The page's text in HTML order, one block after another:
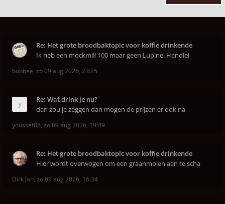
Re: Het grote broodbaktopic voor koffie drinkende
Ik heb een mockmill 100 maar geen Lupine. Handlei
bobbee, zo 09 aug 2026, 23:25
Re: Wat drink je nu?
dan zou je zeggen dan mogen de prijzen er ook na
youssef88, zo 09 aug 2026, 19:49
Re: Het grote broodbaktopic voor koffie drinkende
Hier wordt overwogen om een graanmolen aan te scha
Dirk Jan, zo 09 aug 2026, 16:34